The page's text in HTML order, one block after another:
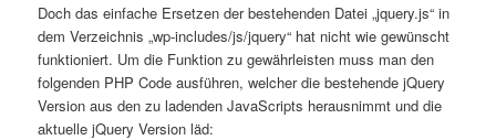
Doch das einfache Ersetzen der bestehenden Datei „jquery.js“ in
dem Verzeichnis „wp-includes/js/jquery“ hat nicht wie gewünscht
funktioniert. Um die Funktion zu gewährleisten muss man den
folgenden PHP Code ausführen, welcher die bestehende jQuery
Version aus den zu ladenden JavaScripts herausnimmt und die
aktuelle jQuery Version läd: